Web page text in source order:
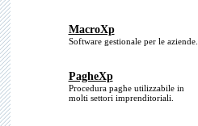
MacroXp
Software gestionale per le aziende.
PagheXp
Procedura paghe utilizzabile in
molti settori imprenditoriali.